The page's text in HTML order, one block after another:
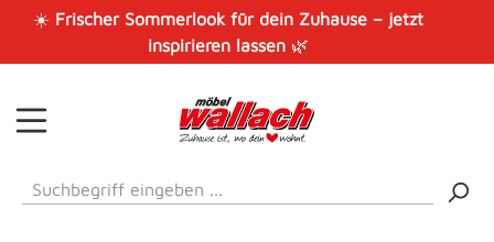
Zum Hauptinhalt springen
☀️ Frischer Sommerlook für dein Zuhause – jetzt
inspirieren lassen🌿